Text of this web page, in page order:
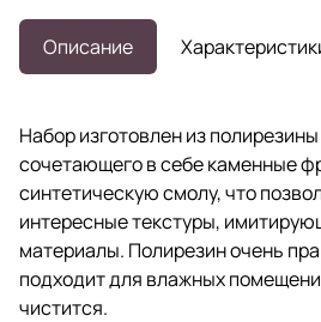
Описание
Набор изготовлен из
сочетающего в себе каменные
синтетическую смолу, что
интересные текстуры,
материалы. Полирезин очень
подходит для влажных
чистится.